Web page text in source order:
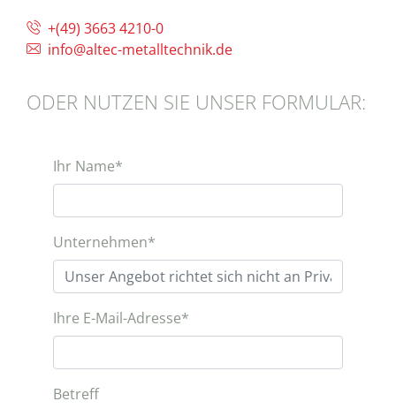
+(49) 3663 4210-0
info@altec-metalltechnik.de
ODER NUTZEN SIE UNSER FORMULAR:
Ihr Name*
Unternehmen*
Ihre E-Mail-Adresse*
Betreff